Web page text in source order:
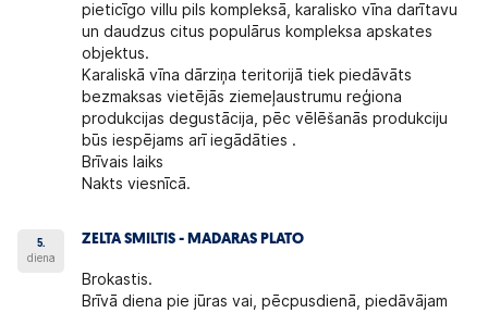
pieticīgo villu pils kompleksā, karalisko vīna darītavu
un daudzus citus populārus kompleksa apskates
objektus.
Karaliskā vīna dārziņa teritorijā tiek piedāvāts
bezmaksas vietējās ziemeļaustrumu reģiona
produkcijas degustācija, pēc vēlēšanās produkciju
būs iespējams arī iegādāties .
Brīvais laiks
Nakts viesnīcā.
5.
diena
ZELTA SMILTIS - MADARAS PLATO
Brokastis.
Brīvā diena pie jūras vai, pēcpusdienā, piedāvājam